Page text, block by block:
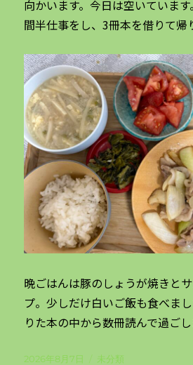
向かいます。今日は空いていま
間半仕事をし、3冊本を借りて帰
晩ごはんは豚のしょうが焼きと
プ。少しだけ白いご飯も食べま
りた本の中から数冊読んで過ご
投
2026年8月7日
カ
未分類